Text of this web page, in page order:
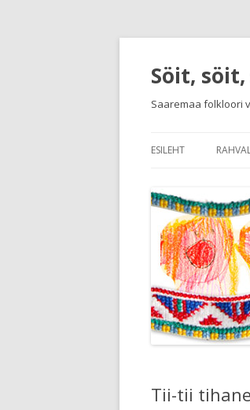
Söit,
Saaremaa folkloori
ESILEHT
Tii-tii tihane